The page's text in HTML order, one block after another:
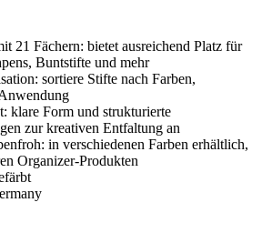
21 Fächern: bietet ausreichend Platz für
Buntstifte und mehr
sortiere Stifte nach Farben,
klare Form und strukturierte
zur kreativen Entfaltung an
in verschiedenen Farben erhältlich,
Organizer-Produkten